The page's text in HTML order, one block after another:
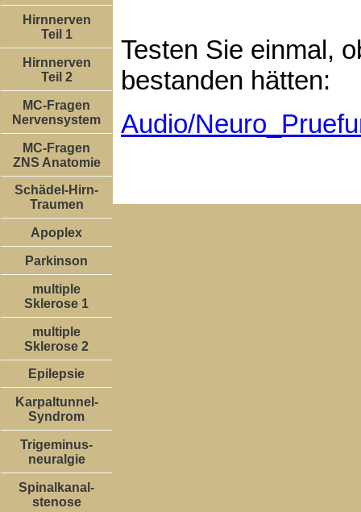
Hirnnerven
Teil 1
Hirnnerven
Teil 2
MC-Fragen
Nervensystem
MC-Fragen
ZNS Anatomie
Schädel-Hirn-
Traumen
Apoplex
Parkinson
multiple
Sklerose 1
multiple
Sklerose 2
Epilepsie
Karpaltunnel-
Syndrom
Trigeminus-
neuralgie
Spinalkanal-
stenose
Testen Sie einmal,
bestanden hätten:
Audio/